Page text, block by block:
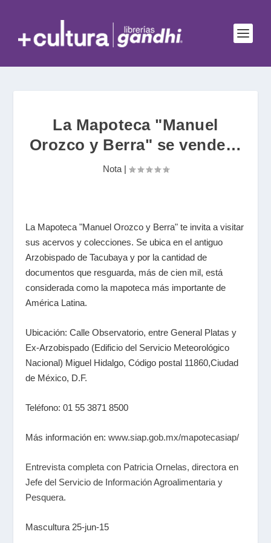
La Mapoteca "Manuel
Orozco y Berra" se vende…
Nota|
La Mapoteca "Manuel Orozco y Berra" te invita a visitar
sus acervos y colecciones. Se ubica en el antiguo
Arzobispado de Tacubaya y por la cantidad de
documentos que resguarda, más de cien mil, está
considerada como la mapoteca más importante de
América Latina.
Ubicación: Calle Observatorio, entre General Platas y
Ex-Arzobispado (Edificio del Servicio Meteorológico
Nacional) Miguel Hidalgo, Código postal 11860,Ciudad
de México, D.F.
Teléfono: 01 55 3871 8500
Más información en:www.siap.gob.mx/mapotecasiap/
Entrevista completa con Patricia Ornelas, directora en
Jefe del Servicio de Información Agroalimentaria y
Pesquera.
Mascultura 25-jun-15